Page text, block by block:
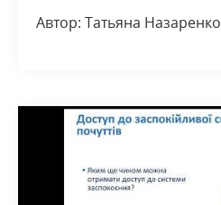
Автор: Татьяна Назаренко